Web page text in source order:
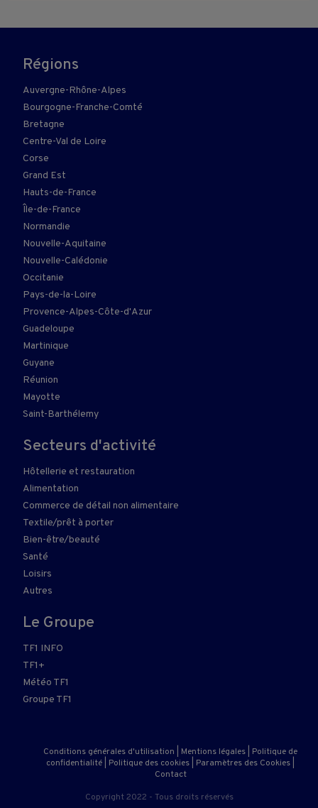
Régions
Auvergne-Rhône-Alpes
Bourgogne-Franche-Comté
Bretagne
Centre-Val de Loire
Corse
Grand Est
Hauts-de-France
Île-de-France
Normandie
Nouvelle-Aquitaine
Nouvelle-Calédonie
Occitanie
Pays-de-la-Loire
Provence-Alpes-Côte-d'Azur
Guadeloupe
Martinique
Guyane
Réunion
Mayotte
Saint-Barthélemy
Secteurs d'activité
Hôtellerie et restauration
Alimentation
Commerce de détail non alimentaire
Textile/prêt à porter
Bien-être/beauté
Santé
Loisirs
Autres
Le Groupe
TF1 INFO
TF1+
Météo TF1
Groupe TF1
Conditions générales d'utilisation Mentions légales
Politique de
confidentialité
Politique des cookies Paramètres des Cookies
Contact
Copyright 2022 - Tous droits réservés